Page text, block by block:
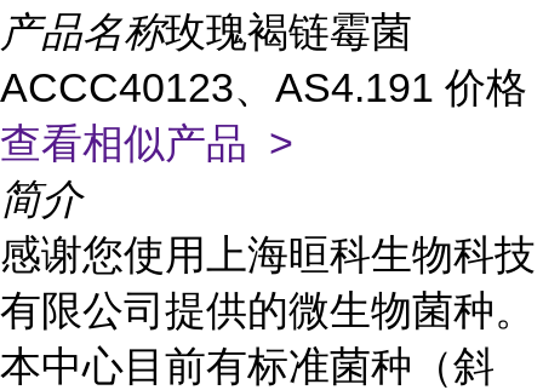
产品名称玫瑰褐链霉菌
ACCC40123、AS4.191 价格
查看相似产品 >
简介
感谢您使用上海晅科生物科技
有限公司提供的微生物菌种。
本中心目前有标准菌种（斜